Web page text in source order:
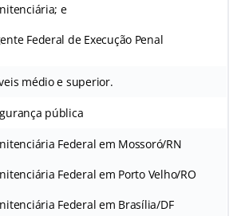
e
Federal de Execução Penal
médio e superior.
pública
Federal em Mossoró/RN
Federal em Porto Velho/RO
Federal em Brasília/DF